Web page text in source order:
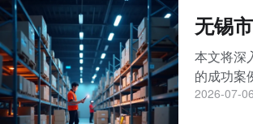
无锡
本文将深
的成功案
2026-07-